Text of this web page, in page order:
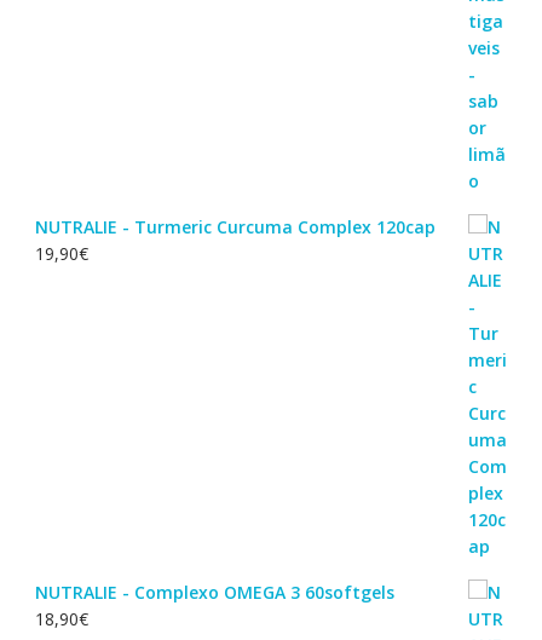
NUTRALIE - Turmeric Curcuma Complex 120cap
19,90€
NUTRALIE - Complexo OMEGA 3 60softgels
18,90€